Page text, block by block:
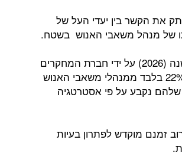
את הקשר בין יעדי העל של
של מנהל משאבי האנוש בשטח.
ממחקר שנערך השנה (2026) על ידי חברת המחקרים
גרטנר עולה, כי כ-22% בלבד ממנהלי משאבי האנוש
שלהם נקבע על פי אסטרטגיה
זמנם מוקדש לפתרון בעיות